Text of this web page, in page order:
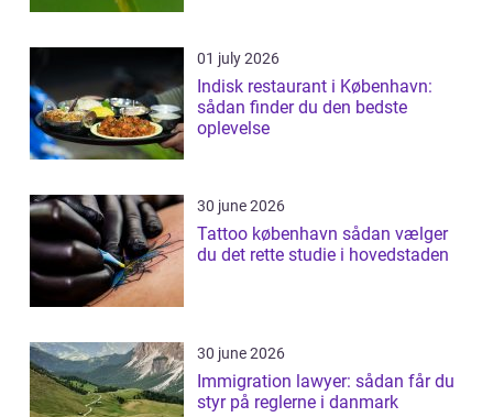
01 july 2026
Indisk restaurant i København:
sådan finder du den bedste
oplevelse
30 june 2026
Tattoo københavn sådan vælger
du det rette studie i hovedstaden
30 june 2026
Immigration lawyer: sådan får du
styr på reglerne i danmark